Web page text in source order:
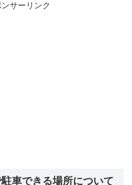
ンサーリンク
車できる場所について